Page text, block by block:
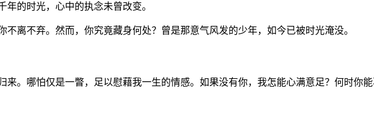
的时光，心中的执念未曾改变。
离不弃。然而，你究竟藏身何处？曾是那意气风发的少年，如今已被时光淹没。
。哪怕仅是一瞥，足以慰藉我一生的情感。如果没有你，我怎能心满意足？何时你